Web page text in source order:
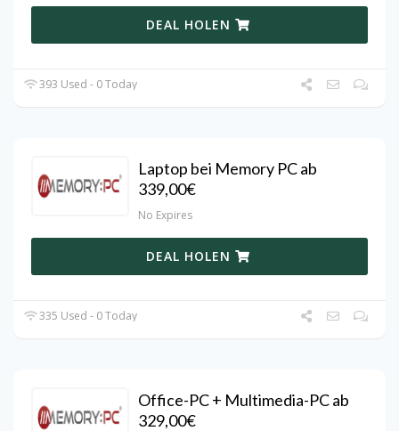
DEAL HOLEN
393 Used - 0 Today
Laptop bei Memory PC ab
339,00€
No Expires
DEAL HOLEN
335 Used - 0 Today
Office-PC + Multimedia-PC ab
329,00€